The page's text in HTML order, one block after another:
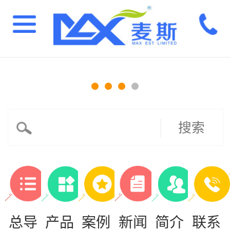
搜索
总导 产品 案例 新闻 简介 联系